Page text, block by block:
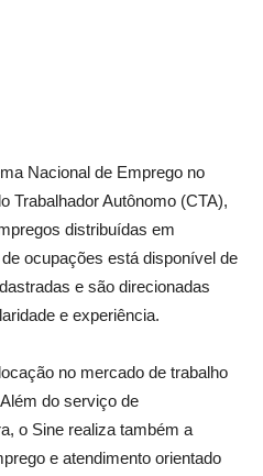
Nacional de Emprego no
Trabalhador Autônomo (CTA),
distribuídas em
ocupações está disponível de
e são direcionadas
e experiência.
no mercado de trabalho
do serviço de
o Sine realiza também a
e atendimento orientado